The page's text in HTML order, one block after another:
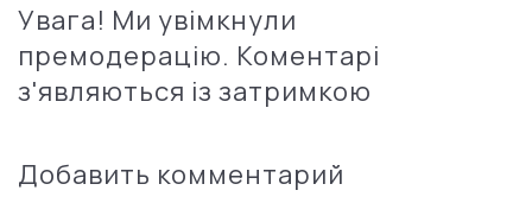
Увага! Ми увімкнули
премодерацію. Коментарі
з'являються із затримкою
Добавить комментарий